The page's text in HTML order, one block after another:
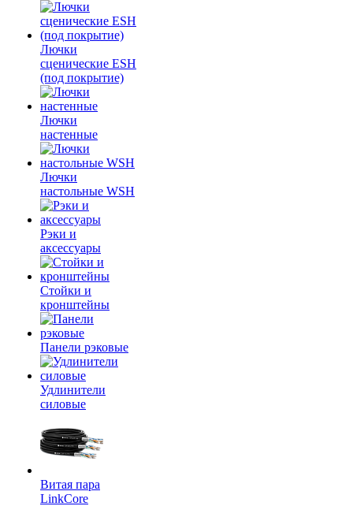
Лючки
сценические ESH
(под покрытие)
Лючки
настенные
Лючки
настольные WSH
Рэки и
аксессуары
Стойки и
кронштейны
Панели рэковые
Удлинители
силовые
Витая пара
LinkCore